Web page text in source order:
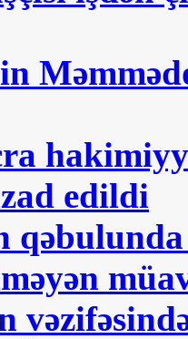
edildi